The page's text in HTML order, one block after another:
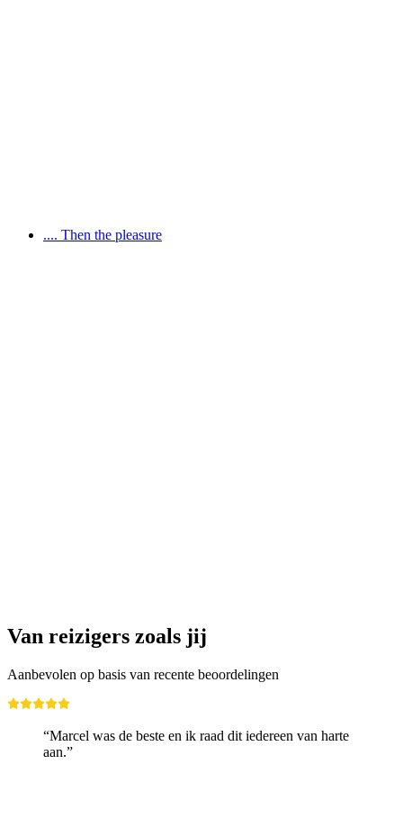
.... Then the pleasure
Van reizigers zoals jij
Aanbevolen op basis van recente beoordelingen
“Marcel was de beste en ik raad dit iedereen van harte
aan.”